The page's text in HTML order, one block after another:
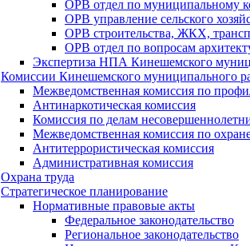
ОРВ отдел по муниципальному
ОРВ управление сельского
ОРВ строительства, ЖКХ,
ОРВ отдел по вопросам
Экспертиза НПА Кинешемского
Комиссии Кинешемского муниципального
Межведомственная комиссия по
Антинаркотическая комиссия
Комиссия по делам
Межведомственная комиссия по
Антитеррористическая комиссия
Административная комиссия
Охрана труда
Стратегическое планирование
Нормативные правовые акты
Федеральное законодательство
Региональное законодательство